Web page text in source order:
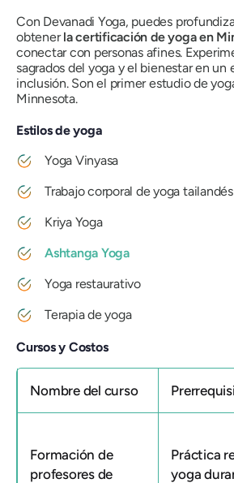
Con Devanadi Yoga, puedes
obtenerla certificación de yoga en
conectar con personas afines.
sagrados del yoga y el bienestar en un
inclusión. Son el primer estudio de
Minnesota.
Estilos de yoga
Yoga Vinyasa
Trabajo corporal de yoga tailandés
Kriya Yoga
Ashtanga Yoga
Yoga restaurativo
Terapia de yoga
Cursos y Costos
Nombre del curso
Formación de
profesores de
Práctica
yoga